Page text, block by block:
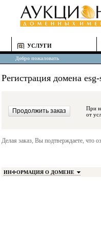
УСЛУГИ
Добро пожаловать
Регистрация домена
При
от
Делая заказ, Вы подтверждаете, что
ИНФОРМАЦИЯ О ДОМЕНЕ